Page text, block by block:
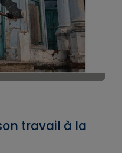
travail à la